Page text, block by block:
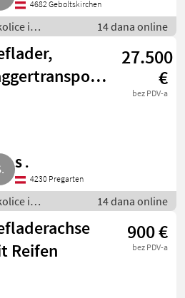
4682 Geboltskirchen
i
vozila /
utovarivači
14 dana online
27.500
€
bez PDV-a
S .
4230 Pregarten
i
vozila /
utovarivači
14 dana online
Reifen
900 €
bez PDV-a